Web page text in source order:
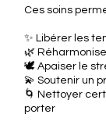
Ces soins
✨ Libérer les
🌿
🕊️ Apaiser le
💫 Soutenir un
🌀 Nettoyer
porter